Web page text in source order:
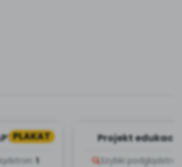
PLAKAT
-
stron: 1
Projekt
Szybki podgląd